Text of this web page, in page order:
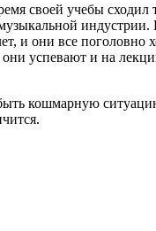
своей учебы сходил
и они все
успевают и на
кошмарную